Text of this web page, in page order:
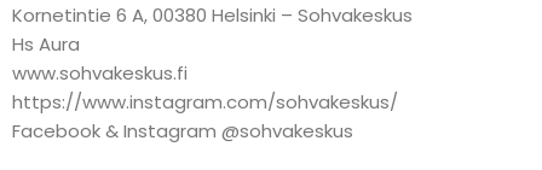
Kornetintie 6 A, 00380 Helsinki – Sohvakeskus
Hs Aura
www.sohvakeskus.fi
https://www.instagram.com/sohvakeskus/
Facebook & Instagram @sohvakeskus